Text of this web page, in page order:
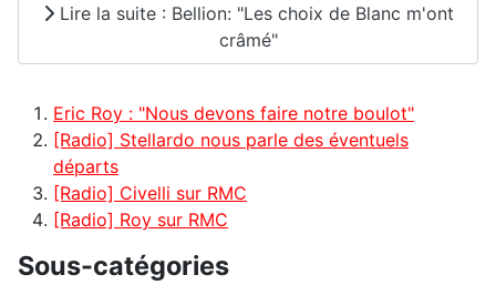
Lire la suite : Bellion: "Les choix de Blanc m'ont
crâmé"
Eric Roy : "Nous devons faire notre boulot"
[Radio] Stellardo nous parle des éventuels
départs
[Radio] Civelli sur RMC
[Radio] Roy sur RMC
Sous-catégories